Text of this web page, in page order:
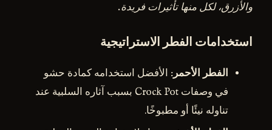
والأزرق، لكل منها تأثيرات فريدة.
استخدامات الفطر الاستراتيجية
الفطر الأحمر: الأفضل استخدامه كمادة حشو
في وصفات Crock Pot بسبب آثاره السلبية عند
تناوله نيئًا أو مطبوخًا.